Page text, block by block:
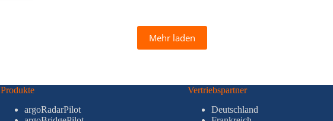
Mehr laden
Produkte
argoRadarPilot
Vertriebspartner
Deutschland